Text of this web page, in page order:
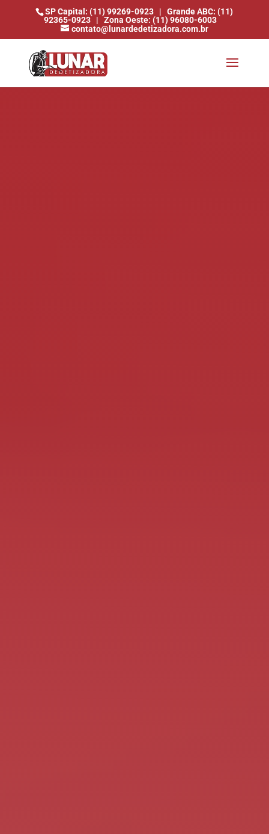
SP Capital: (11) 99269-0923 |Grande ABC: (11)
92365-0923|Zona Oeste: (11) 96080-6003
contato@lunardedetizadora.com.br